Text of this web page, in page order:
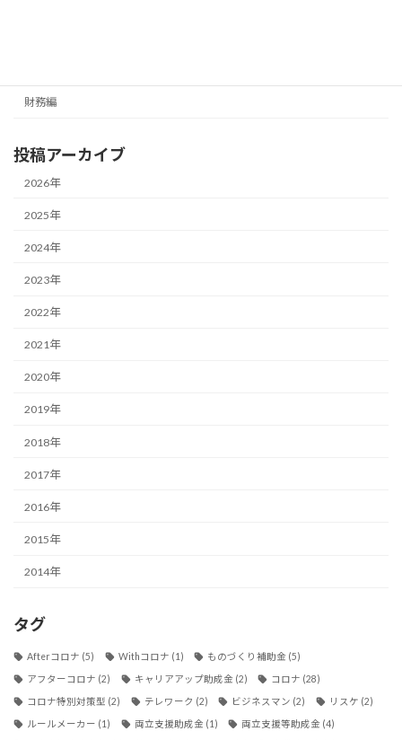
財務編
投稿アーカイブ
2026年
2025年
2024年
2023年
2022年
2021年
2020年
2019年
2018年
2017年
2016年
2015年
2014年
タグ
Afterコロナ (5) Withコロナ (1) ものづくり補助金 (5)
アフターコロナ (2) キャリアアップ助成金 (2) コロナ (28)
コロナ特別対策型 (2) テレワーク (2) ビジネスマン (2) リスケ (2)
ルールメーカー (1) 両立支援助成金 (1) 両立支援等助成金 (4)